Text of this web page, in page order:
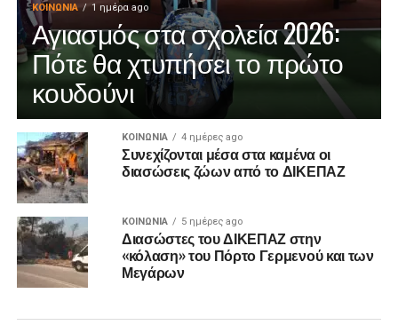
ΚΟΙΝΩΝΊΑ 1 ημέρα ago
Αγιασμός στα σχολεία 2026:
Πότε θα χτυπήσει το πρώτο
κουδούνι
ΚΟΙΝΩΝΊΑ 4 ημέρες ago
Συνεχίζονται μέσα στα καμένα οι
διασώσεις ζώων από το ΔΙΚΕΠΑΖ
ΚΟΙΝΩΝΊΑ 5 ημέρες ago
Διασώστες του ΔΙΚΕΠΑΖ στην
«κόλαση» του Πόρτο Γερμενού και των
Μεγάρων